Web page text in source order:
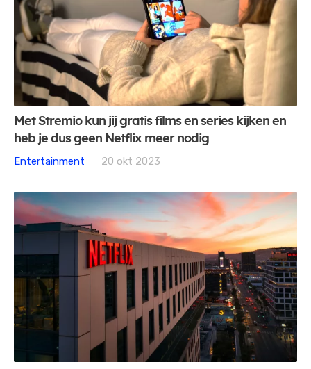
Met Stremio kun jij gratis films en series kijken en
heb je dus geen Netflix meer nodig
Entertainment
20 okt 2023